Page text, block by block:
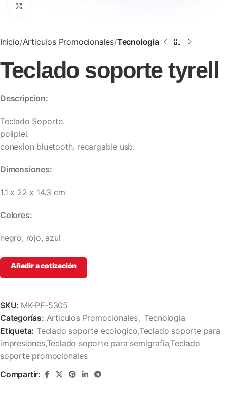
Inicio Articulos Promocionales Tecnologia
Teclado soporte tyrell
Descripcion:
Teclado Soporte.
polipiel.
conexion bluetooth. recargable usb.
Dimensiones:
1.1 x 22 x 14.3 cm
Colores:
negro, rojo, azul
Añadir a cotización
SKU: MK-PF-5305
Categorías: Articulos Promocionales, Tecnologia
Etiqueta: Teclado soporte ecologico,Teclado soporte para
impresiones,Teclado soporte para semigrafia,Teclado
soporte promocionales
Compartir: